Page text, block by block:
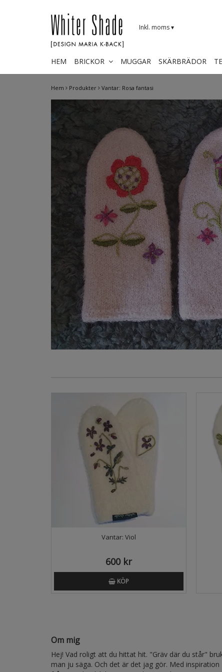
Hem Produkter Vantar: Rosa fantasi
Vantar: Viol
600 kr
KÖP
Om mig
Hej! Vad roligt att du hittat hit. "Gräv där du står"
man ju säga. Och det är det jag gör. Med inspiration
Inkl. moms▾
HEM BRICKOR MUGGAR SKÄRBRÄDOR